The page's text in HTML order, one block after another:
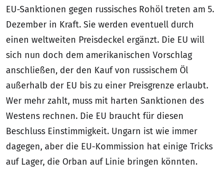
EU-Sanktionen gegen russisches Rohöl treten am 5.
Dezember in Kraft. Sie werden eventuell durch
einen weltweiten Preisdeckel ergänzt. Die EU will
sich nun doch dem amerikanischen Vorschlag
anschließen, der den Kauf von russischem Öl
außerhalb der EU bis zu einer Preisgrenze erlaubt.
Wer mehr zahlt, muss mit harten Sanktionen des
Westens rechnen. Die EU braucht für diesen
Beschluss Einstimmigkeit. Ungarn ist wie immer
dagegen, aber die EU-Kommission hat einige Tricks
auf Lager, die Orban auf Linie bringen könnten.